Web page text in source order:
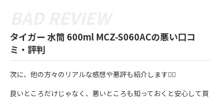
タイガー 水筒 600ml MCZ-S060ACの悪い口コ
ミ・評判
次に、他の方々のリアルな感想や悪評も紹介します💁‍♀️
良いところだけじゃなく、悪いところも知っておくと安心して買